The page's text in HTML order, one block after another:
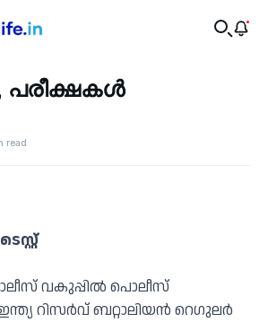
read
വകുപ്പിൽ പൊലീസ്
റിസർവ് ബറ്റാലിയൻ റെഗുലർ